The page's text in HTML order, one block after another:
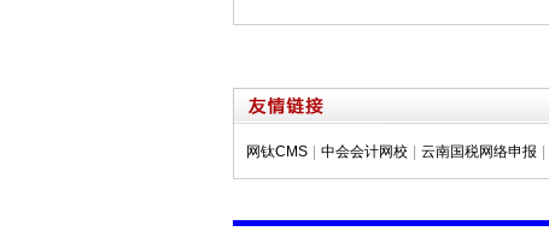
网钛CMS 中会会计网校 云南国税网络申报